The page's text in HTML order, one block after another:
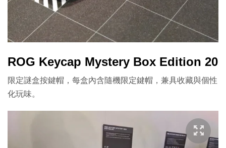
ROG Keycap Mystery Box Edition 20
限定謎盒按鍵帽，每盒內含隨機限定鍵帽，兼具收藏與個性
化玩味。